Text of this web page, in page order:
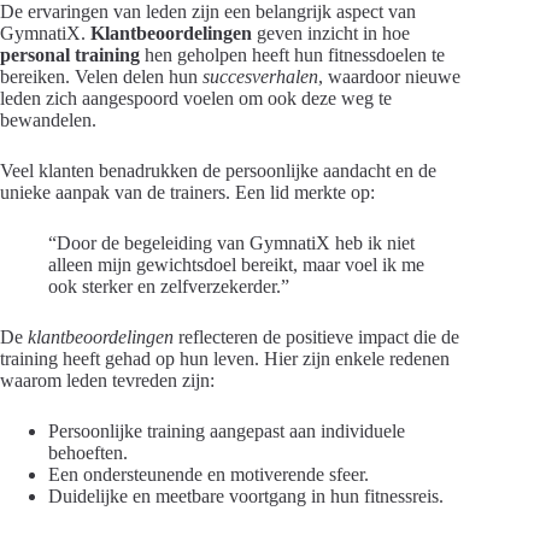
De ervaringen van leden zijn een belangrijk aspect van
GymnatiX. Klantbeoordelingen geven inzicht in hoe
personal training hen geholpen heeft hun fitnessdoelen te
bereiken. Velen delen hun succesverhalen, waardoor nieuwe
leden zich aangespoord voelen om ook deze weg te
bewandelen.
Veel klanten benadrukken de persoonlijke aandacht en de
unieke aanpak van de trainers. Een lid merkte op:
“Door de begeleiding van GymnatiX heb ik niet
alleen mijn gewichtsdoel bereikt, maar voel ik me
ook sterker en zelfverzekerder.”
De klantbeoordelingen reflecteren de positieve impact die de
training heeft gehad op hun leven. Hier zijn enkele redenen
waarom leden tevreden zijn:
Persoonlijke training aangepast aan individuele
behoeften.
Een ondersteunende en motiverende sfeer.
Duidelijke en meetbare voortgang in hun fitnessreis.